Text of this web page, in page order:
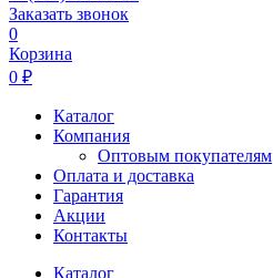
Заказать звонок
0
Корзина
0 ₽
Каталог
Компания
Оптовым покупателям
Оплата и доставка
Гарантия
Акции
Контакты
Каталог